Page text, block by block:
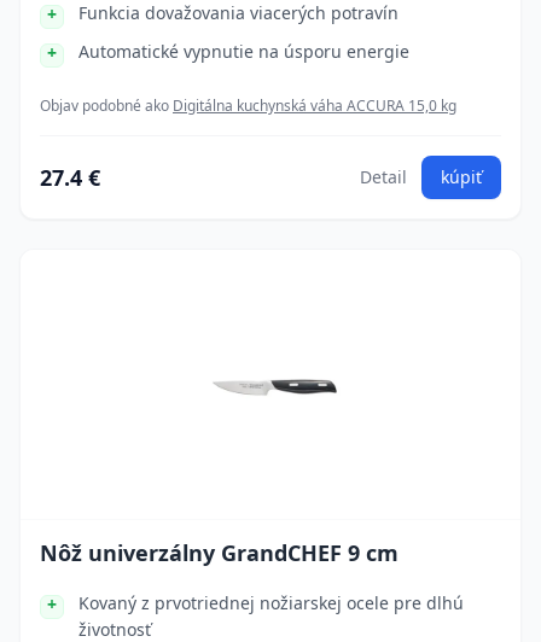
Funkcia dovažovania viacerých potravín
Automatické vypnutie na úsporu energie
Objav podobné ako Digitálna kuchynská váha ACCURA 15,0 kg
27.4 € Detail kúpiť
Nôž univerzálny GrandCHEF 9 cm
Kovaný z prvotriednej nožiarskej ocele pre dlhú
životnosť